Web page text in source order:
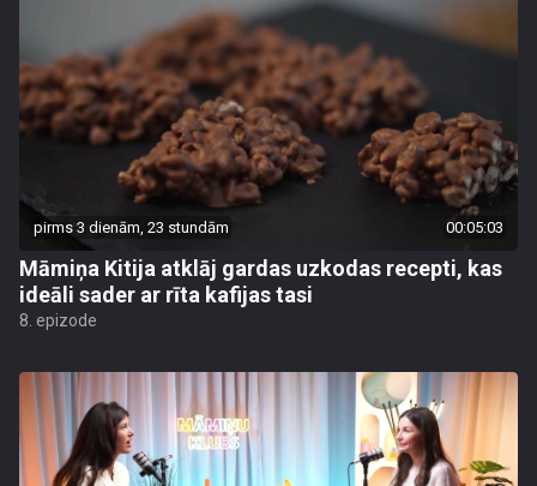
pirms 3 dienām, 23 stundām 00:05:03
Māmiņa Kitija atklāj gardas uzkodas recepti, kas
ideāli sader ar rīta kafijas tasi
8. epizode